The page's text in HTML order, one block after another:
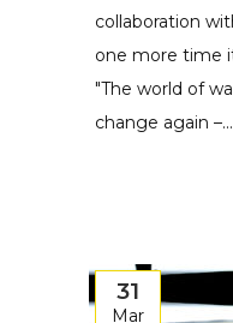
collaboration
one more time
"The world of
change again –...
31
Mar